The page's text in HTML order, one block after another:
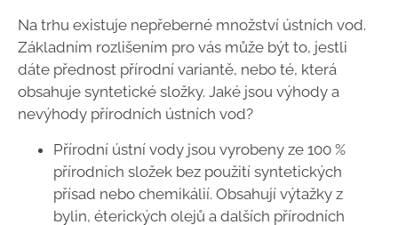
Na trhu existuje nepřeberné množství ústních vod.
Základním rozlišením pro vás může být to, jestli
dáte přednost přírodní variantě, nebo té, která
obsahuje syntetické složky. Jaké jsou výhody a
nevýhody přírodních ústních vod?
Přírodní ústní vody jsou vyrobeny ze 100 %
přírodních složek bez použití syntetických
přísad nebo chemikálií. Obsahují výtažky z
bylin, éterických olejů a dalších přírodních